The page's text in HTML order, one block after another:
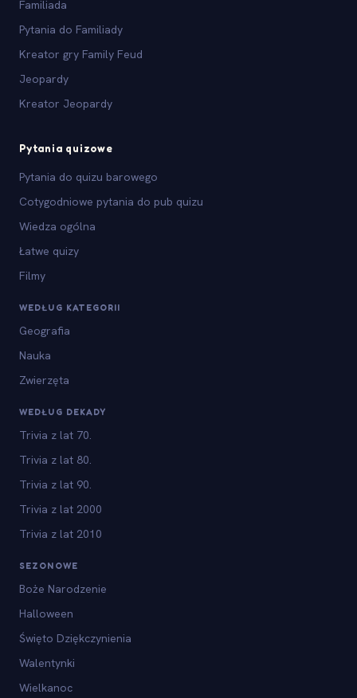
Familiada
Pytania do Familiady
Kreator gry Family Feud
Jeopardy
Kreator Jeopardy
Pytania quizowe
Pytania do quizu barowego
Cotygodniowe pytania do pub quizu
Wiedza ogólna
Łatwe quizy
Filmy
WEDŁUG KATEGORII
Geografia
Nauka
Zwierzęta
WEDŁUG DEKADY
Trivia z lat 70.
Trivia z lat 80.
Trivia z lat 90.
Trivia z lat 2000
Trivia z lat 2010
SEZONOWE
Boże Narodzenie
Halloween
Święto Dziękczynienia
Walentynki
Wielkanoc